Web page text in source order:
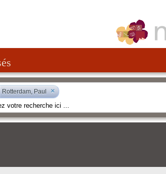
Rotterdam, Paul ×